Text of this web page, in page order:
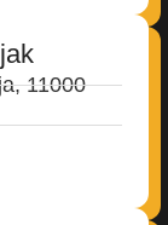
11000